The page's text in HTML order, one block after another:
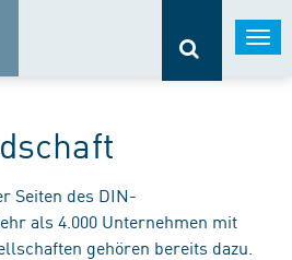
Seiten des DIN-
als 4.000 Unternehmen mit
gehören bereits dazu.